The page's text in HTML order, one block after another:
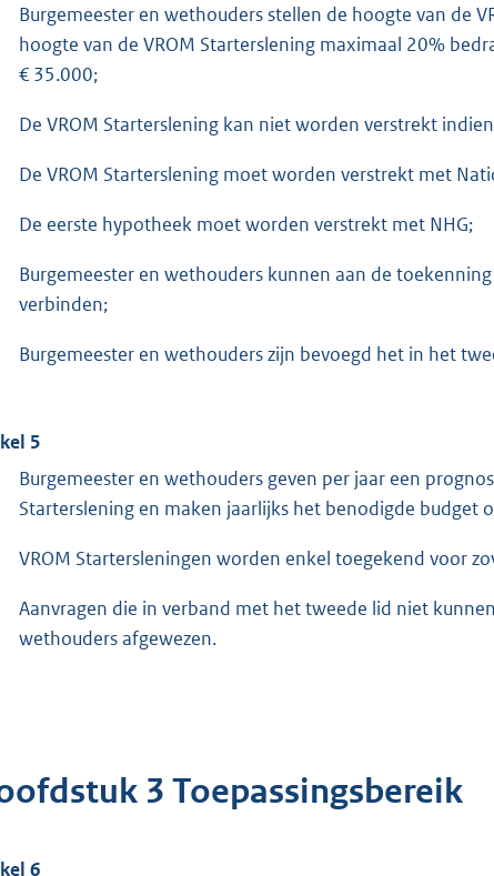
Burgemeester en wethouders stellen de hoogte van de
hoogte van de VROM Starterslening maximaal 20%
€ 35.000;
De VROM Starterslening kan niet worden verstrekt
De VROM Starterslening moet worden verstrekt met
De eerste hypotheek moet worden verstrekt met NHG;
Burgemeester en wethouders kunnen aan de
verbinden;
Burgemeester en wethouders zijn bevoegd het in het
5
Burgemeester en wethouders geven per jaar een
Starterslening en maken jaarlijks het benodigde budget
VROM Startersleningen worden enkel toegekend voor
Aanvragen die in verband met het tweede lid niet
wethouders afgewezen.
3 Toepassingsbereik
6